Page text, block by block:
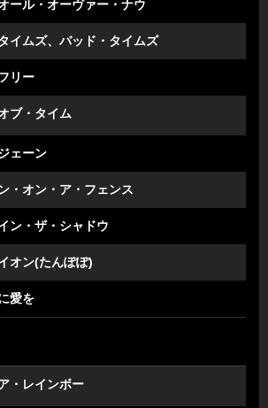
ール・オーヴァー・ナウ
イムズ、バッド・タイムズ
リー
ブ・タイム
ェーン
・オン・ア・フェンス
ン・ザ・シャドウ
オン(たんぽぽ)
愛を
・レインボー